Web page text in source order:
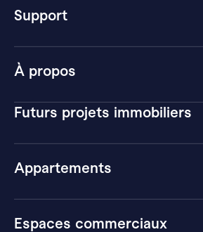
À propos
Futurs projets immobiliers
Appartements
Espaces commerciaux
Support